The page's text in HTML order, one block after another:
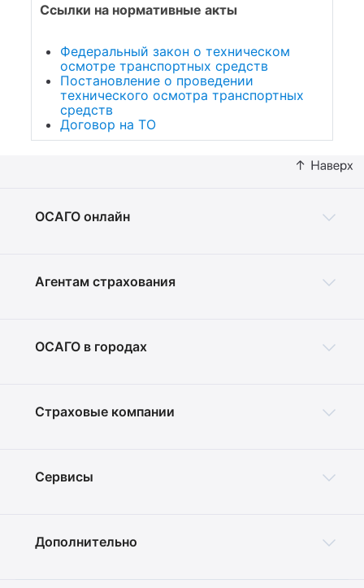
Ссылки на нормативные акты
Федеральный закон о техническом
осмотре транспортных средств
Постановление о проведении
технического осмотра транспортных
средств
Договор на ТО
ОСАГО онлайн
Агентам страхования
ОСАГО в городах
Страховые компании
Сервисы
Дополнительно